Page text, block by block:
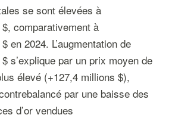
se sont élevées à
comparativement à
en 2024. L’augmentation de
s’explique par un prix moyen de
élevé (+127,4 millions $),
par une baisse des
d’or vendues